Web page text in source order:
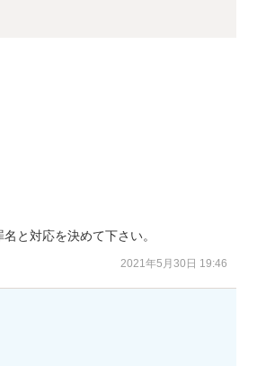
と対応を決めて下さい。
2021年5月30日 19:46